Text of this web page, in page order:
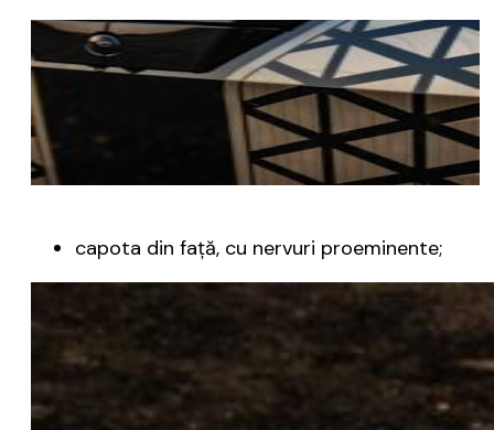
capota din față, cu nervuri proeminente;